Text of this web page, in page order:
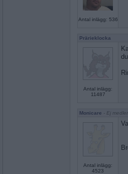
Antal inlägg: 536
Prärieklocka
Antal inlägg:
11487
Monicare - Ej
Antal inlägg:
4523